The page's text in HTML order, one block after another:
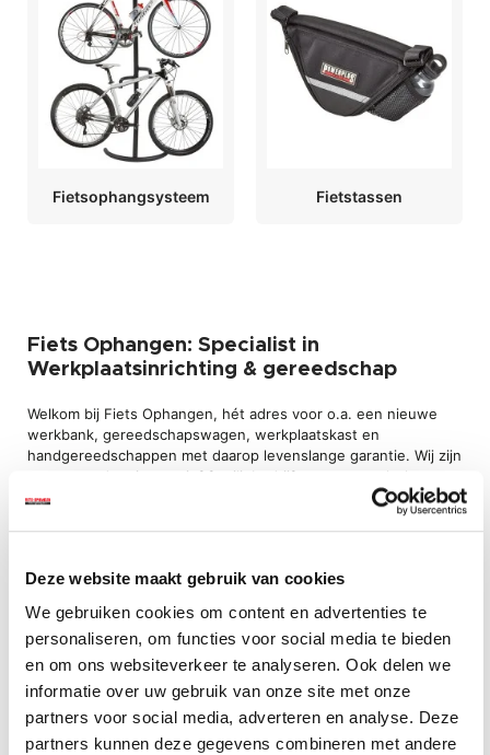
Deze website maakt gebruik van cookies
We gebruiken cookies om content en advertenties te
personaliseren, om functies voor social media te bieden
en om ons websiteverkeer te analyseren. Ook delen we
informatie over uw gebruik van onze site met onze
partners voor social media, adverteren en analyse. Deze
partners kunnen deze gegevens combineren met andere
Fietsophangsysteem Fietstassen
Fiets Ophangen: Specialist in
Werkplaatsinrichting & gereedschap
Welkom bij Fiets Ophangen, hét adres voor o.a. een nieuwe
werkbank, gereedschapswagen, werkplaatskast en
handgereedschappen met daarop levenslange garantie. Wij zijn
een gezond en innovatief familiebedrijf waar u terecht kunt
voor een breed assortiment werkplaatsinrichting. Tot onze
trouwe klantenkring behoren particulieren, bedrijven, scholen
Up-to-date voorraad, 24/7 bereikbaarheid
en service op maat
Fiets Ophangen is specialist op het gebied van werkbanken. In
onze collectie treft u regelmatig de nieuwste modellen aan
zoals een werkbank hoekopstelling en complete
werkplaatssets. Ook voor een straalcabine met of zonder